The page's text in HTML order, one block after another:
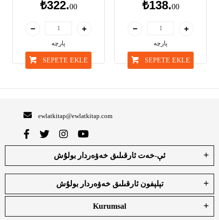
₺322.00
پارچە
SEPETE EKLE
₺138.00
پارچە
SEPETE EKLE
ewlatkitap@ewlatkitap.com
ئې-خەت ئارقىلىق خەۋەردار بولۇش
تېلېفون ئارقىلىق خەۋەردار بولۇش
Kurumsal